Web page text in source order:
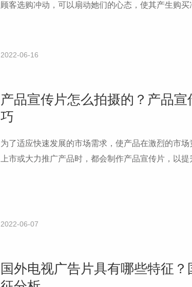
顾客选购冲动，可以扇动她们的心态，使其产生购
2022-06-16
产品宣传片怎么拍摄的？产品
巧
为了适应快速发展的市场需求，使产品在激烈的市
上市或大力推广产品时，都会制作产品宣传片，以提
2022-06-07
国外电视广告片具有哪些特征